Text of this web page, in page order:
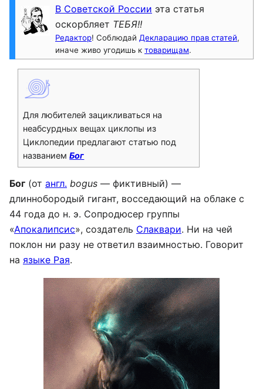
В Советской России эта статья
оскорбляет ТЕБЯ!!
Редактор! Соблюдай Декларацию прав статей,
иначе живо угодишь к товарищам.
Для любителей зацикливаться на
неабсурдных вещах циклопы из
Циклопедии предлагают статью под
названиемБог
Бог (от англ. bogus — фиктивный) —
длиннобородый гигант, восседающий на облаке с
44 года до н. э. Сопродюсер группы
«Апокалипсис», создатель Слаквари. Ни на чей
поклон ни разу не ответил взаимностью. Говорит
на языке Рая.